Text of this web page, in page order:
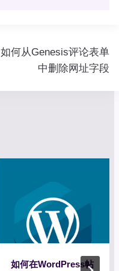
如何从Genesis评论表单
中删除网址字段
如何在WordPress帖